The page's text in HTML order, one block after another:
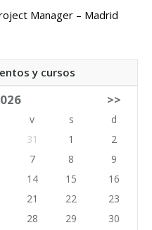
Manager – Madrid
y cursos
>>
v s
d
31 1
2
7 8
9
14 15
16
21 22
23
28 29
30